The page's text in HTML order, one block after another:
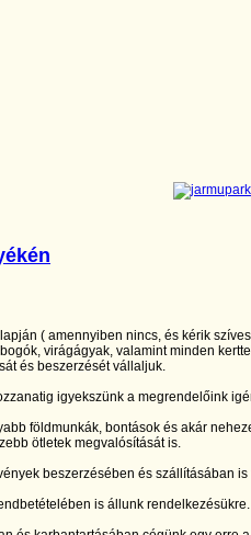
( amennyiben nincs, és kérik
virágágyak, valamint minden
és beszerzését vállaljuk.
igyekszünk a megrendelőink
földmunkák, bontások és akár
ötletek megvalósítását is.
beszerzésében és szállításában
is állunk rendelkezésükre.